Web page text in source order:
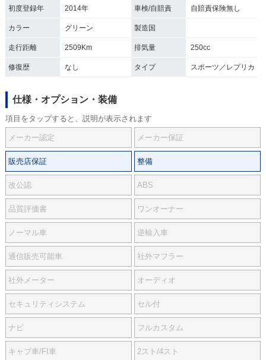
初度登録年 2014年 車検/自賠責 自賠責保険無し
カラー グリーン 製造国
走行距離 2509Km 排気量 250cc
修復歴 なし タイプ スポーツ／レプリカ
仕様・オプション・装備
項目をタップすると、説明が表示されます
メーカー認定 メーカー保証
販売店保証 整備
改公認 ABS
品質評価書 ワンオーナー
ノーマル車 逆輸入車
通信販売可能車 社外マフラー
社外メーター オーディオ
セキュリティシステム セル付
ナビ フルカスタム
キャブ車/FI車 2スト/4スト